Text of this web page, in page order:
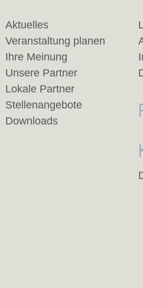
Aktuelles
Veranstaltung planen
Ihre Meinung
Unsere Partner
Lokale Partner
Stellenangebote
Downloads